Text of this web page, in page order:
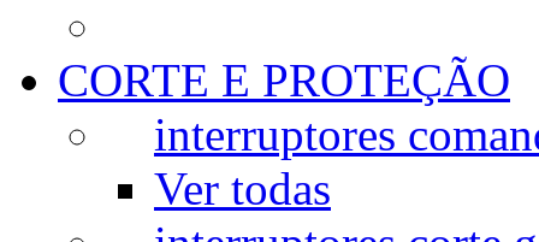
CORTE E PROTEÇÃO
interruptores
Ver todas